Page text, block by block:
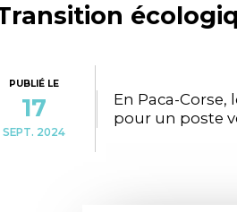
PUBLIÉ LE
17
SEPT. 2024
En Paca-
pour un poste